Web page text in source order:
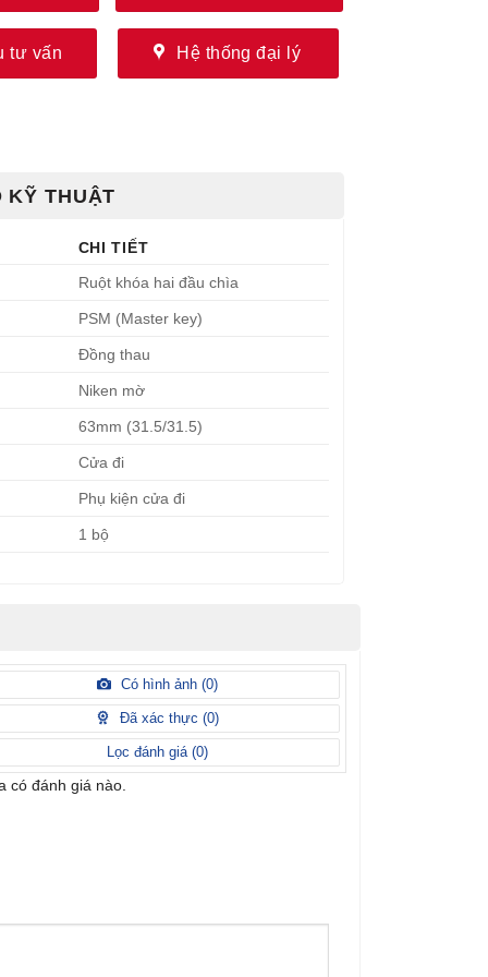
tư vấn Hệ thống đại lý
KỸ THUẬT
CHI TIẾT
Ruột khóa hai đầu chìa
PSM (Master key)
Đồng thau
Niken mờ
63mm (31.5/31.5)
Cửa đi
Phụ kiện cửa đi
1 bộ
Có hình ảnh (0)
Đã xác thực (0)
Lọc đánh giá (0)
có đánh giá nào.